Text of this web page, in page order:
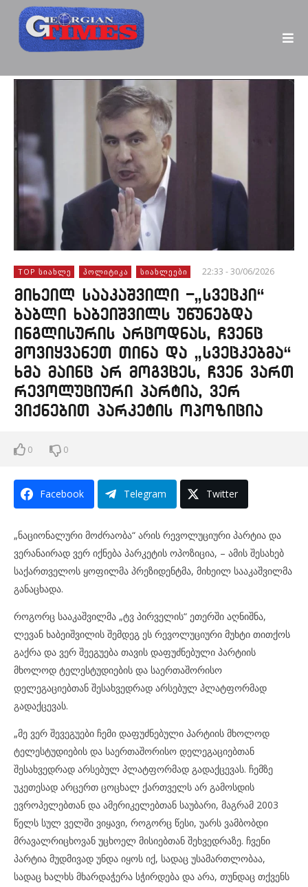
TOP ᲡᲘᲐᲮᲚᲔ ᲞᲝᲚᲘᲢᲘᲙᲐ ᲡᲘᲐᲮᲚᲔᲔᲑᲘ 22:33 - 30/06/2026
მიხეილ სააკაშვილი -„სვეცკი“
ბაბლი ხაბეიშვილს უწუნებდა
ინგლისურის არცოდნას, ჩვენც
მოვიყვანეთ თინა და „სვეცკებმა“
ხმა მაინც არ მოგვცეს, ჩვენ ვართ
რევოლუციური პარტია, ვერ
ვიქნებით პარკეტის ოპოზიცია
0 0
Facebook Telegram Twitter
„ნაციონალური მოძრაობა“ არის რევოლუციური პარტია და
ვერანაირად ვერ იქნება პარკეტის ოპოზიცია, – ამის შესახებ
საქართველოს ყოფილმა პრეზიდენტმა, მიხეილ სააკაშვილმა
განაცხადა.
როგორც სააკაშვილმა „ტვ პირველის“ ეთერში აღნიშნა,
ლევან ხაბეიშვილის შემდეგ ეს რევოლუციური მუხტი თითქოს
გაქრა და ვერ შეეგუება თავის დაფუძნებული პარტიის
მხოლოდ ტელესტუდიების და საერთაშორისო
დელეგაციებთან შესახვედრად არსებულ პლატფორმად
გადაქცევას.
„მე ვერ შევეგუები ჩემი დაფუძნებული პარტიის მხოლოდ
ტელესტუდიების და საერთაშორისო დელეგაციებთან
შესახვედრად არსებულ პლატფორმად გადაქცევას. ჩემზე
უკეთესად არცერთ ცოცხალ ქართველს არ გამოსდის
ევროპელებთან და ამერიკელებთან საუბარი, მაგრამ 2003
წელს სულ ველში ვიყავი, როგორც წესი, უარს ვამბობდი
მრავალრიცხოვან უცხოელ მისიებთან შეხვედრაზე. ჩვენი
პარტია მუდმივად უნდა იყოს იქ, სადაც უსამართლობაა,
სადაც ხალხს მხარდაჭერა სჭირდება და არა, თუნდაც თქვენს